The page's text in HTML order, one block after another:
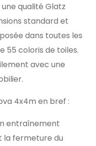
qualité Glatz
standard et
dans toutes les
55 coloris de toiles.
avec une
4x4m en bref :
entraînement
la fermeture du